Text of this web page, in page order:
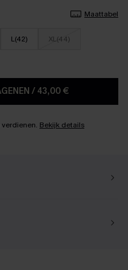
Maattabel
L(42) XL(44)
/ 43,00 €
verdienen. Bekijk details